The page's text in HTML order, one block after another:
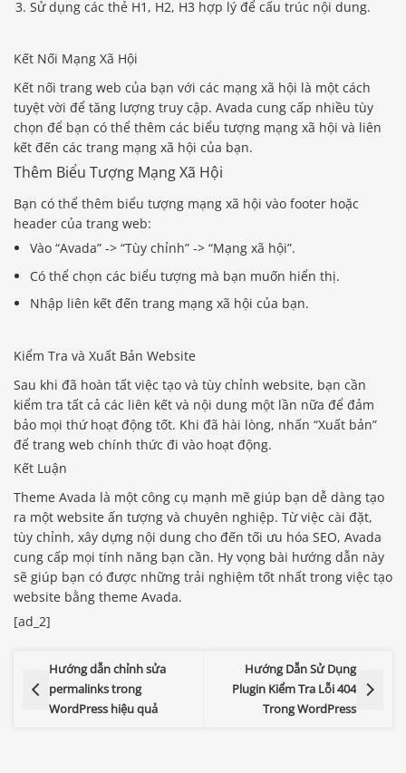
Sử dụng các thẻ H1, H2, H3 hợp lý để cấu trúc nội dung.
Kết Nối Mạng Xã Hội
Kết nối trang web của bạn với các mạng xã hội là một cách
tuyệt vời để tăng lượng truy cập. Avada cung cấp nhiều tùy
chọn để bạn có thể thêm các biểu tượng mạng xã hội và liên
kết đến các trang mạng xã hội của bạn.
Thêm Biểu Tượng Mạng Xã Hội
Bạn có thể thêm biểu tượng mạng xã hội vào footer hoặc
header của trang web:
Vào “Avada” -> “Tùy chỉnh” -> “Mạng xã hội”.
Có thể chọn các biểu tượng mà bạn muốn hiển thị.
Nhập liên kết đến trang mạng xã hội của bạn.
Kiểm Tra và Xuất Bản Website
Sau khi đã hoàn tất việc tạo và tùy chỉnh website, bạn cần
kiểm tra tất cả các liên kết và nội dung một lần nữa để đảm
bảo mọi thứ hoạt động tốt. Khi đã hài lòng, nhấn “Xuất bản”
để trang web chính thức đi vào hoạt động.
Kết Luận
Theme Avada là một công cụ mạnh mẽ giúp bạn dễ dàng tạo
ra một website ấn tượng và chuyên nghiệp. Từ việc cài đặt,
tùy chỉnh, xây dựng nội dung cho đến tối ưu hóa SEO, Avada
cung cấp mọi tính năng bạn cần. Hy vọng bài hướng dẫn này
sẽ giúp bạn có được những trải nghiệm tốt nhất trong việc tạo
website bằng theme Avada.
[ad_2]
Hướng dẫn chỉnh sửa
permalinks trong
WordPress hiệu quả
Hướng Dẫn Sử Dụng
Plugin Kiểm Tra Lỗi 404
Trong WordPress
Báo giá & Đặt hàng:
0903.976.769